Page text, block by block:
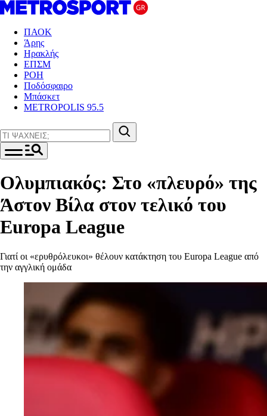
ΠΑΟΚ
Άρης
Ηρακλής
ΕΠΣΜ
ΡΟΗ
Ποδόσφαιρο
Μπάσκετ
METROPOLIS 95.5
Ολυμπιακός: Στο «πλευρό» της
Άστον Βίλα στον τελικό του
Europa League
Γιατί οι «ερυθρόλευκοι» θέλουν κατάκτηση του Europa League από
την αγγλική ομάδα